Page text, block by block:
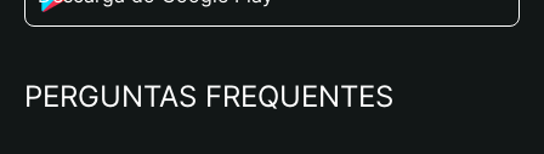
PERGUNTAS FREQUENTES